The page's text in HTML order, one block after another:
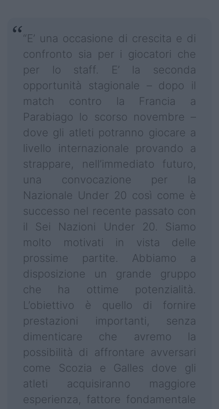
“E’ una occasione di crescita e di
confronto sia per i giocatori che
per lo staff. E’ la seconda
opportunità stagionale – dopo il
match contro la Francia a
Parabiago lo scorso novembre –
dove gli atleti potranno giocare a
livello internazionale provando a
strappare, nell’immediato futuro,
una convocazione per la
Nazionale Under 20 così come è
successo nel recente passato con
il Sei Nazioni Under 20. Siamo
molto motivati in vista delle
prossime partite. Abbiamo a
disposizione un grande gruppo
che ha ottime potenzialità.
L’obiettivo è quello di fornire
prestazioni importanti, senza
dimenticare che avremo la
possibilità di affrontare avversari
come Scozia e Galles dove gli
atleti acquisiranno maggiore
esperienza, fattore fondamentale